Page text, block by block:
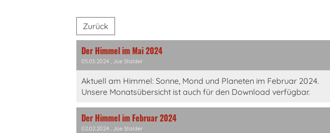
Zurück
Der Himmel im Mai 2024
05.05.2024 , Joe Stalder
Aktuell am Himmel: Sonne, Mond und Planeten im Februar 2024.
Unsere Monatsübersicht ist auch für den Download verfügbar.
Der Himmel im Februar 2024
02.02.2024 , Joe Stalder